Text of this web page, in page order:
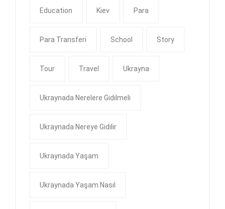
Education Kiev Para
Para Transferi School Story
Tour Travel Ukrayna
Ukraynada Nerelere Gidilmeli
Ukraynada Nereye Gidilir
Ukraynada Yaşam
Ukraynada Yaşam Nasıl